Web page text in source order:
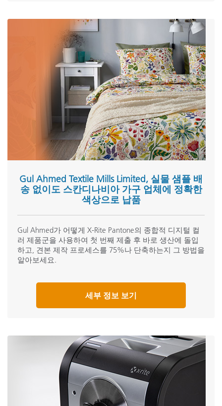
Gul Ahmed Textile Mills Limited, 실물 샘플 배
송 없이도 스칸디나비아 가구 업체에 정확한
색상으로 납품
Gul Ahmed가 어떻게 X-Rite Pantone의 종합적 디지털 컬
러 제품군을 사용하여 첫 번째 제출 후 바로 생산에 돌입
하고, 견본 제작 프로세스를 75%나 단축하는지 그 방법을
알아보세요.
세부 정보 보기